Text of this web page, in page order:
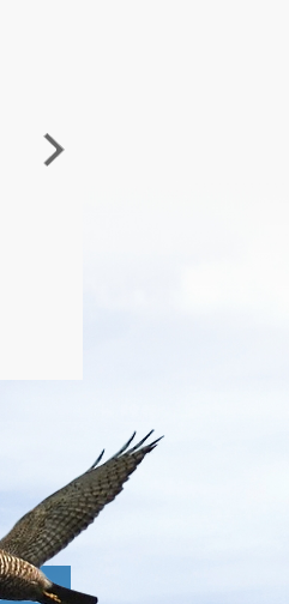
角的端點，冬季海浪拍打
著礁岸，旺盛的侵蝕作